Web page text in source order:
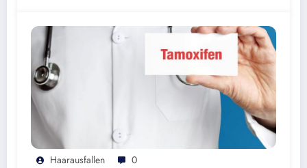
Haarausfallen 0